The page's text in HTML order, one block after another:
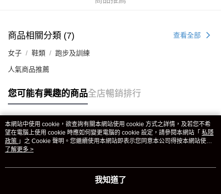
商品相關分類 (7) 查看全部
女子 鞋類 跑步及訓練
人氣商品推薦
您可能有興趣的商品全店暢銷排行
熱門標籤
熱銷排行
本網站中使用 cookie，欲查詢有關本網站使用 cookie 方式之詳情，及若您不希
望在電腦上使用 cookie 時應如何變更電腦的 cookie 設定，請參閱本網站「 私隱
政策 」之 Cookie 聲明。您繼續使用本網站即表示您同意本公司得按本網站使用
條款之 Cookie 聲明使用 cookie。
了解更多 >
我知道了